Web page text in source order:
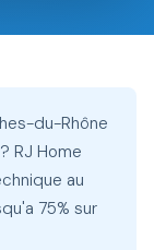
du-Rhône
RJ Home
au
75% sur